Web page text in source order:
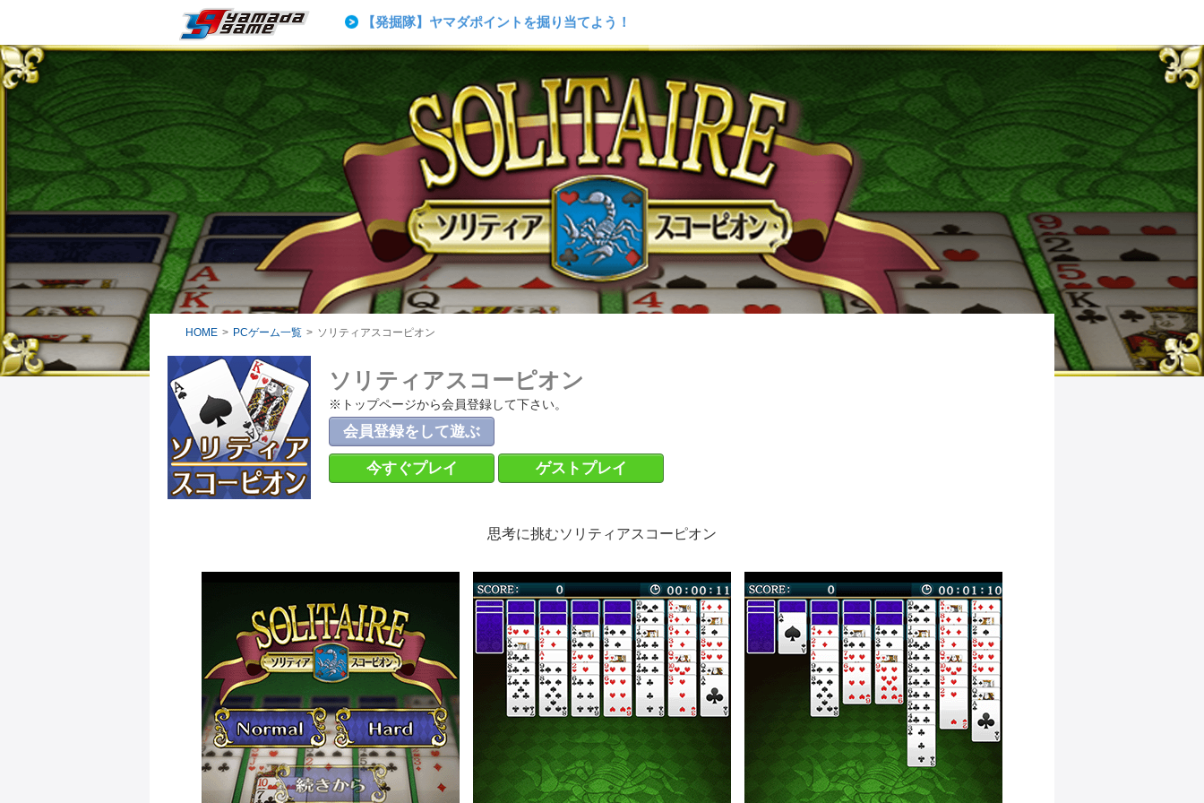
ヤマダゲーム
【発掘隊】ヤマダポイントを掘り当てよう！
ヴァンパイア†ブラッドで必ず貰える！
【重要】ﾒﾝﾃﾅﾝｽのお知らせ (ﾌｪｱﾘｰﾄﾞｰﾙ/萌えCan/擬人ｶﾚｼ)
20,000コイン以上利用でコイン20%バックキャンペーン!!
HOME > PCゲーム一覧 > ソリティアスコーピオン
ソリティアスコーピオン
※トップページから会員登録して下さい。
会員登録をして遊ぶ
今すぐプレイ ゲストプレイ
思考に挑むソリティアスコーピオン